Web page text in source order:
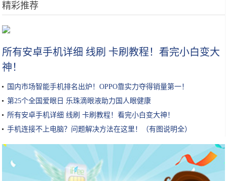
精彩推荐
所有安卓手机详细 线刷 卡刷教程！看完小白变大
神！
国内市场智能手机排名出炉！OPPO靠实力夺得销量第一！
第25个全国爱眼日 乐珠滴眼液助力国人眼健康
所有安卓手机详细 线刷 卡刷教程！看完小白变大神！
手机连接不上电脑？问题解决方法在这里！（有图说明全）